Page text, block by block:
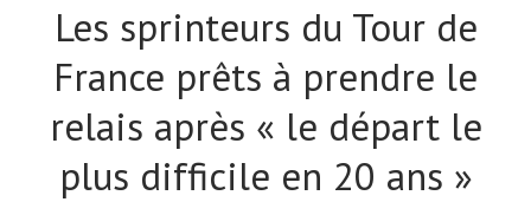
Les sprinteurs du Tour de
France prêts à prendre le
relais après « le départ le
plus difficile en 20 ans »